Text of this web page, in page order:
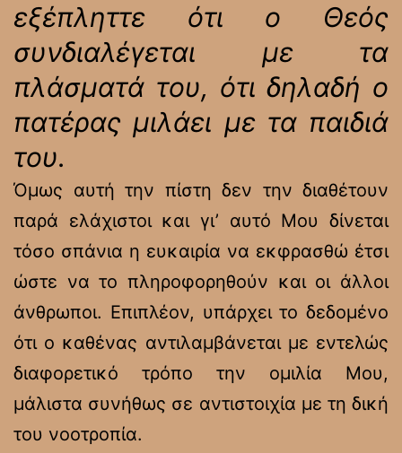
εξέπληττε ότι ο Θεός
συνδιαλέγεται με τα
πλάσματά του, ότι δηλαδή ο
πατέρας μιλάει με τα παιδιά
του.
Όμως αυτή την πίστη δεν την διαθέτουν
παρά ελάχιστοι και γι’ αυτό Μου δίνεται
τόσο σπάνια η ευκαιρία να εκφρασθώ έτσι
ώστε να το πληροφορηθούν και οι άλλοι
άνθρωποι. Επιπλέον, υπάρχει το δεδομένο
ότι ο καθένας αντιλαμβάνεται με εντελώς
διαφορετικό τρόπο την ομιλία Μου,
μάλιστα συνήθως σε αντιστοιχία με τη δική
του νοοτροπία.